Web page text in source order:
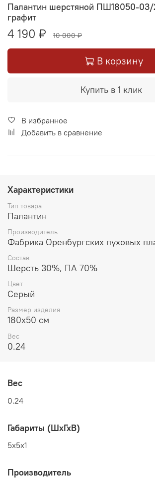
Палантин шерстяной ПШ18050-
графит
4 190 ₽ 10 000 ₽
В корзину
Купить в 1 клик
В избранное
Добавить в сравнение
Характеристики
Тип товара
Палантин
Производитель
Фабрика Оренбургских пуховых
Состав
Шерсть 30%, ПА 70%
Цвет
Серый
Размер изделия
180x50 см
Вес
0.24
Вес
0.24
Габариты (ШхГхВ)
5x5x1
Производитель